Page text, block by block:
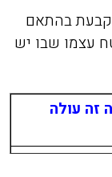
בהתאם
עצמו שבו יש
זה עולה